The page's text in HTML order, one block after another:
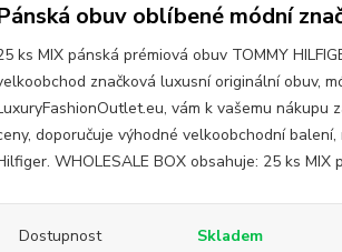
obuv oblíbené módní
ks MIX pánská prémiová obuv TOMMY
značková luxusní originální obuv,
vám k vašemu nákupu
doporučuje výhodné velkoobchodní balení,
WHOLESALE BOX obsahuje: 25 ks MIX
Dostupnost
Skladem